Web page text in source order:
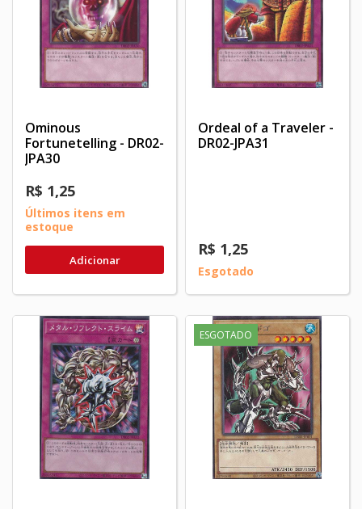
Ominous
Fortunetelling - DR02-
JPA30
R$ 1,25
Últimos itens em
estoque
Adicionar
Ordeal of a Traveler -
DR02-JPA31
R$ 1,25
Esgotado
ESGOTADO